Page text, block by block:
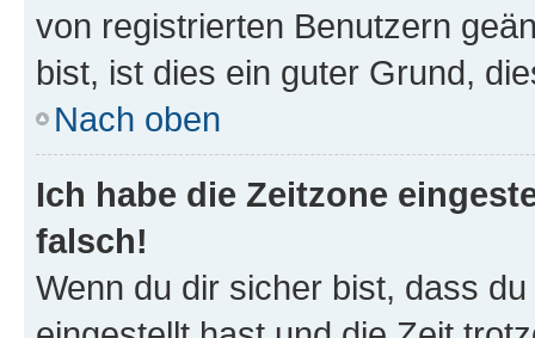
von registrierten Benutzern
bist, ist dies ein guter Grund,
Nach oben
Ich habe die Zeitzone
falsch!
Wenn du dir sicher bist, dass